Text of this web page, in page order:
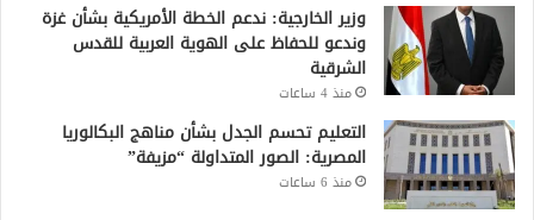
وزير الخارجية: ندعم الخطة الأمريكية بشأن غزة
وندعو للحفاظ على الهوية العربية للقدس
الشرقية
منذ 4 ساعات
التعليم تحسم الجدل بشأن مناهج البكالوريا
المصرية: الصور المتداولة “مزيفة”
منذ 6 ساعات